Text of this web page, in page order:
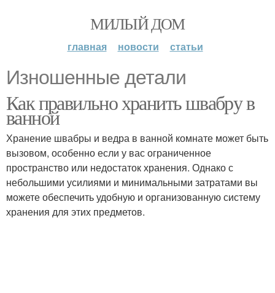
МИЛЫЙ ДОМ
главная новости статьи
Изношенные детали
Как правильно хранить швабру в
ванной
Хранение швабры и ведра в ванной комнате может быть
вызовом, особенно если у вас ограниченное
пространство или недостаток хранения. Однако с
небольшими усилиями и минимальными затратами вы
можете обеспечить удобную и организованную систему
хранения для этих предметов.